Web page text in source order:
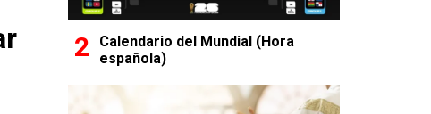
Calendario del Mundial (Hora
española)